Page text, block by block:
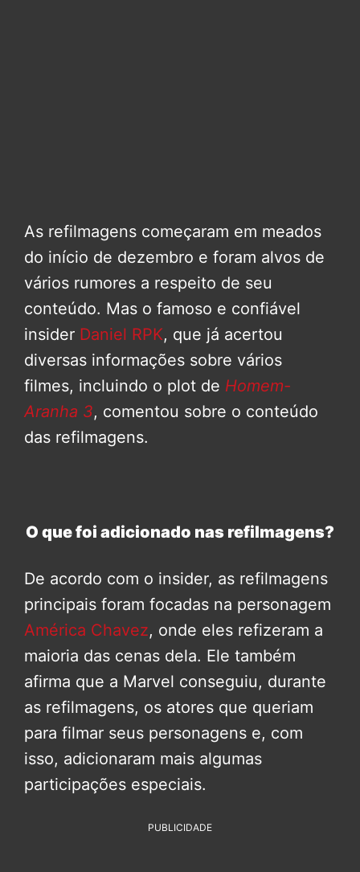
As refilmagens começaram em meados
do início de dezembro e foram alvos de
vários rumores a respeito de seu
conteúdo. Mas o famoso e confiável
insider Daniel RPK, que já acertou
diversas informações sobre vários
filmes, incluindo o plot de Homem-
Aranha 3, comentou sobre o conteúdo
das refilmagens.
O que foi adicionado nas refilmagens?
De acordo com o insider, as refilmagens
principais foram focadas na personagem
América Chavez, onde eles refizeram a
maioria das cenas dela. Ele também
afirma que a Marvel conseguiu, durante
as refilmagens, os atores que queriam
para filmar seus personagens e, com
isso, adicionaram mais algumas
participações especiais.
PUBLICIDADE